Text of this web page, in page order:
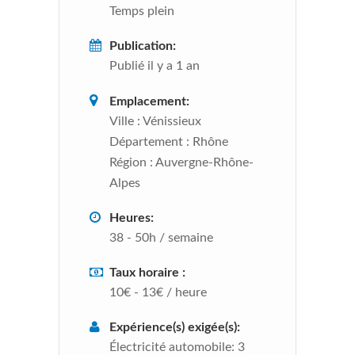
Temps plein
Publication:
Publié il y a 1 an
Emplacement:
Ville : Vénissieux
Département : Rhône
Région : Auvergne-Rhône-
Alpes
Heures:
38 - 50h / semaine
Taux horaire :
10€ - 13€ / heure
Expérience(s) exigée(s):
Électricité automobile: 3